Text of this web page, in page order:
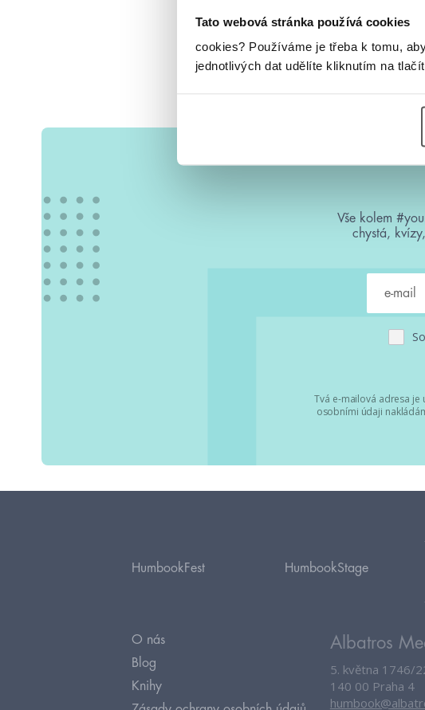
Tato webová stránka používá cookies
cookies? Používáme je třeba k tomu,
jednotlivých dat udělíte kliknutím na
Vše kolem
chystá,
Tvá e-mailová adresa je
osobními údaji
HumbookFest HumbookStage
O nás
Blog
Knihy
Albatros
5. května 1746/
140 00 Praha 4